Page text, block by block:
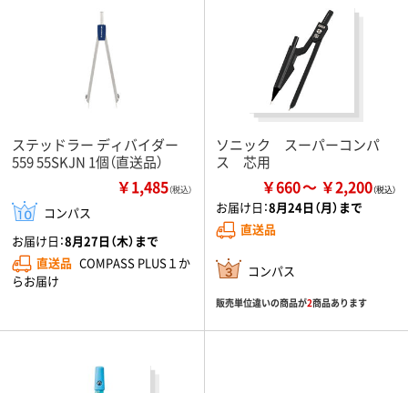
ステッドラー ディバイダー
559 55SKJN 1個（直送品）
￥1,485（税込）
コンパス
お届け日：8月27日（木）まで
直送品 COMPASS PLUS１か
らお届け
ソニック スーパーコンパ
ス 芯用
￥660 ￥2,200
お届け日：8月24日（月）まで
直送品
コンパス
販売単位違いの商品が2商品あります